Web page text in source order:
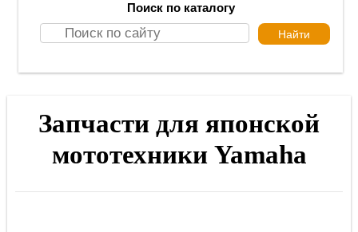
Поиск по каталогу
Запчасти для японской
мототехники Yamaha